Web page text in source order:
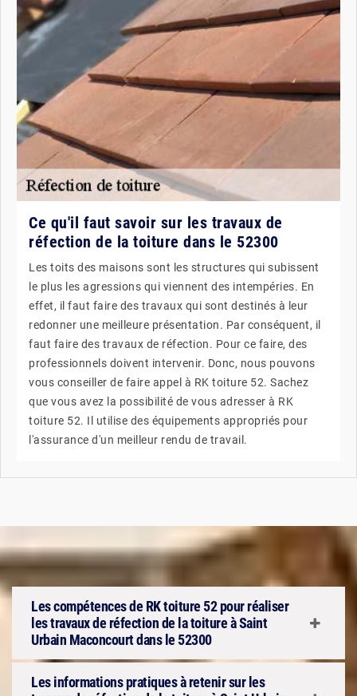
Ce qu'il faut savoir sur les travaux de
réfection de la toiture dans le 52300
Les toits des maisons sont les structures qui subissent
le plus les agressions qui viennent des intempéries. En
effet, il faut faire des travaux qui sont destinés à leur
redonner une meilleure présentation. Par conséquent, il
faut faire des travaux de réfection. Pour ce faire, des
professionnels doivent intervenir. Donc, nous pouvons
vous conseiller de faire appel à RK toiture 52. Sachez
que vous avez la possibilité de vous adresser à RK
toiture 52. Il utilise des équipements appropriés pour
l'assurance d'un meilleur rendu de travail.
Les compétences de RK toiture 52 pour réaliser
les travaux de réfection de la toiture à Saint
Urbain Maconcourt dans le 52300
Les informations pratiques à retenir sur les